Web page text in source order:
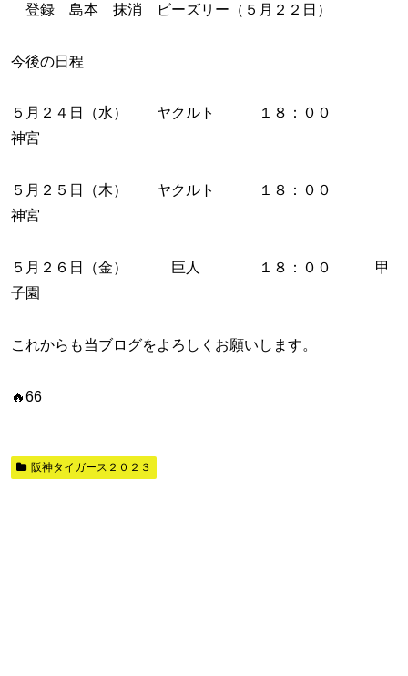
登録 島本 抹消 ビーズリー（５月２２日）
今後の日程
５月２４日（水） ヤクルト １８：００
神宮
５月２５日（木） ヤクルト １８：００
神宮
５月２６日（金） 巨人 １８：００ 甲
子園
これからも当ブログをよろしくお願いします。
🔥66
阪神タイガース２０２３